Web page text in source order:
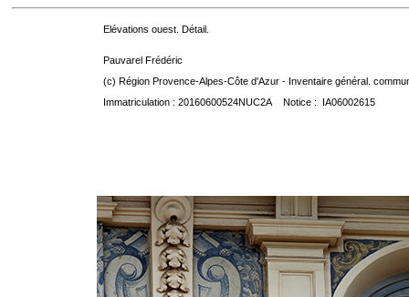
Elévations ouest. Détail.
Pauvarel Frédéric
(c) Région Provence-Alpes-Côte d'Azur - Inventaire général.
Immatriculation : 20160600524NUC2A Notice : IA06002615